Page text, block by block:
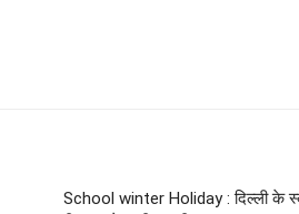
School winter Holiday : दिल्ली के